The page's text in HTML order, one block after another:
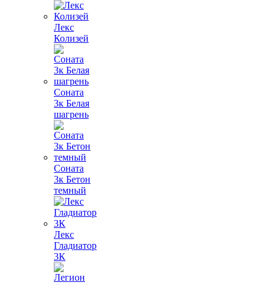
Лекс
Колизей
Соната
3к Белая
шагрень
Соната
3к Бетон
темный
Лекс
Гладиатор
3К